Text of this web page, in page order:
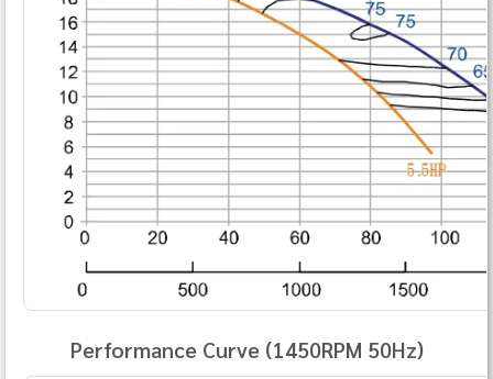
Performance Curve (1450RPM 50Hz)